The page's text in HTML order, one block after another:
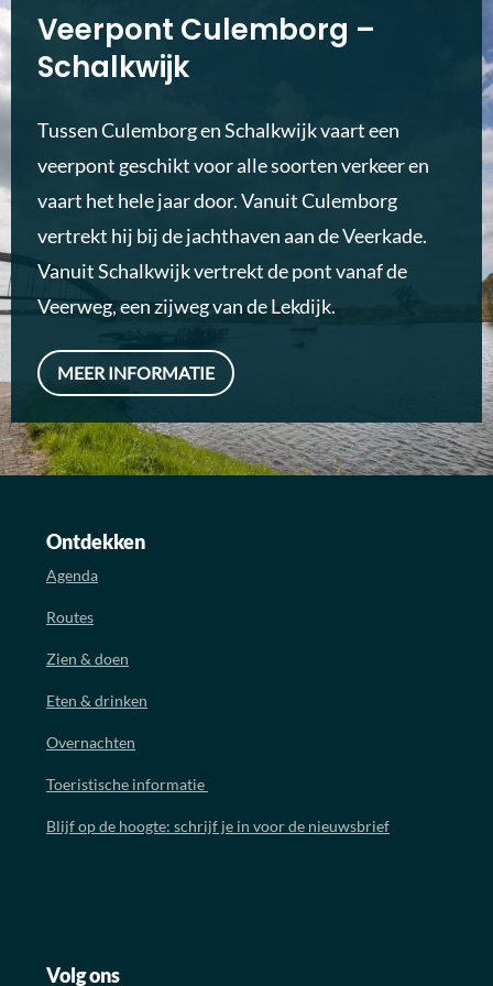
Veerpont Culemborg –
Schalkwijk
Tussen Culemborg en Schalkwijk vaart een
veerpont geschikt voor alle soorten verkeer en
vaart het hele jaar door. Vanuit Culemborg
vertrekt hij bij de jachthaven aan de Veerkade.
Vanuit Schalkwijk vertrekt de pont vanaf de
Veerweg, een zijweg van de Lekdijk.
MEER INFORMATIE
Ontdekken
Agenda
Routes
Zien & doen
Eten & drinken
Overnachten
Toeristische informatie
Blijf op de hoogte: schrijf je in voor de nieuwsbrief
Volg ons